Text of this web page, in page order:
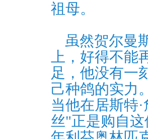
祖母。
虽然贺尔曼
上，好得不
足，他没有一
己种鸽的实力
当他在居斯特
丝"正是购自